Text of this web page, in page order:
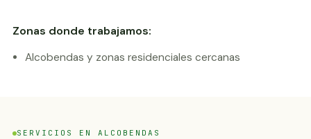
Zonas donde trabajamos:
Alcobendas y zonas residenciales cercanas
SERVICIOS EN ALCOBENDAS